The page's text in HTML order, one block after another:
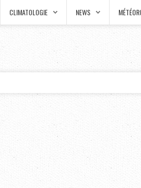
CLIMATOLOGIE NEWS